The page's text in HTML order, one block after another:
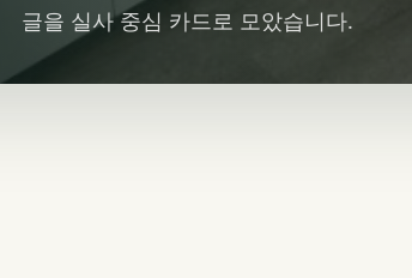
글을 실사 중심 카드로 모았습니다.